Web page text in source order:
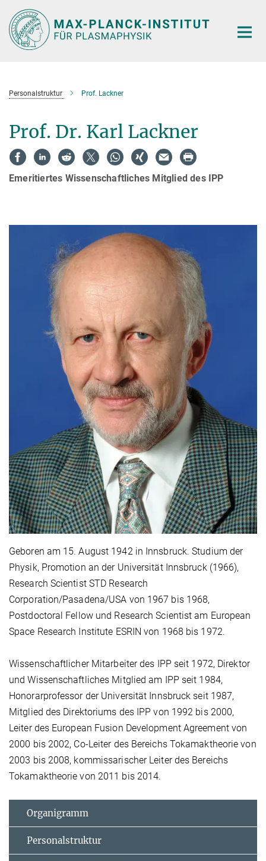
Hauptinhalt
Personalstruktur Prof. Lackner
Prof. Dr. Karl Lackner
Emeritiertes Wissenschaftliches Mitglied des IPP
Geboren am 15. August 1942 in Innsbruck. Studium der
Physik, Promotion an der Universität Innsbruck (1966),
Research Scientist STD Research
Corporation/Pasadena/USA von 1967 bis 1968,
Postdoctoral Fellow und Research Scientist am European
Space Research Institute ESRIN von 1968 bis 1972.
Wissenschaftlicher Mitarbeiter des IPP seit 1972, Direktor
und Wissenschaftliches Mitglied am IPP seit 1984,
Honorar­professor der Universität Innsbruck seit 1987,
Mitglied des Direktoriums des IPP von 1992 bis 2000,
Leiter des European Fusion Development Agreement von
2000 bis 2002, Co-Leiter des Bereichs Tokamaktheorie von
2003 bis 2008, kommissarischer Leiter des Bereichs
Tokamaktheorie von 2011 bis 2014.
Organigramm
Personalstruktur